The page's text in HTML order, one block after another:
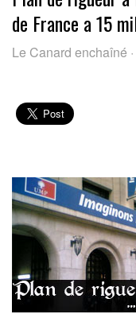
de France a 15
Le Canard enchaîné